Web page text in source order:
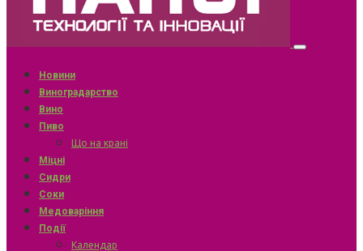
Новини
Виноградарство
Вино
Пиво
Що на крані
Міцні
Сидри
Соки
Медоваріння
Події
Календар